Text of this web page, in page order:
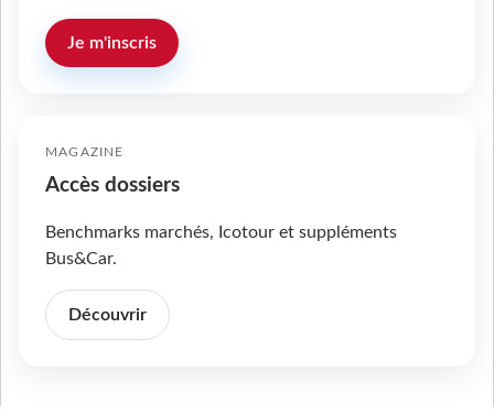
Je m'inscris
MAGAZINE
Accès dossiers
Benchmarks marchés, Icotour et suppléments
Bus&Car.
Découvrir